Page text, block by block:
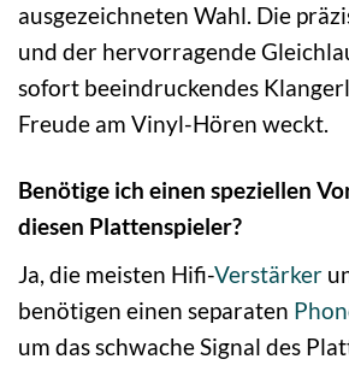
ausgezeichneten Wahl. Die
und der hervorragende
sofort beeindruckendes
Freude am Vinyl-Hören weckt.
Benötige ich einen speziellen
diesen Plattenspieler?
Ja, die meisten Hifi-Verstärker
benötigen einen separaten
um das schwache Signal des